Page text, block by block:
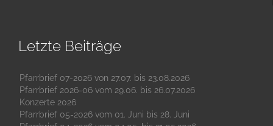
Letzte Beiträge
Pfarrbrief 07-2026 von 27.07. bis 23.08.2026
Pfarrbrief 2026-06 vom 29.06. bis 26.07.2026
Konzerte 2026
Pfarrbrief 05-2026 vom 01. Juni bis 28. Juni